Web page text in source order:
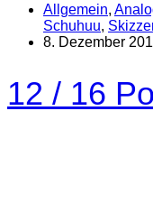
Allgemein,
Schuhuu,
8. Dezember
12 / 16